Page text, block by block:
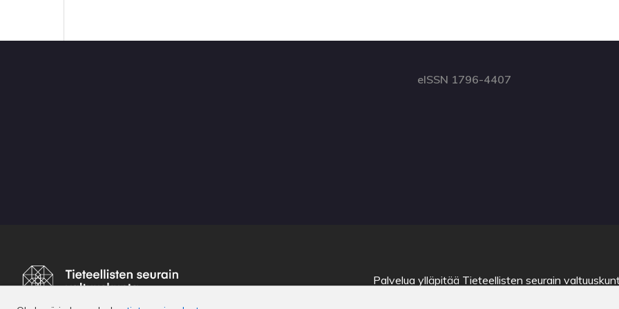
eISSN 1796-4407
Palvelua ylläpitää Tieteellisten seurain